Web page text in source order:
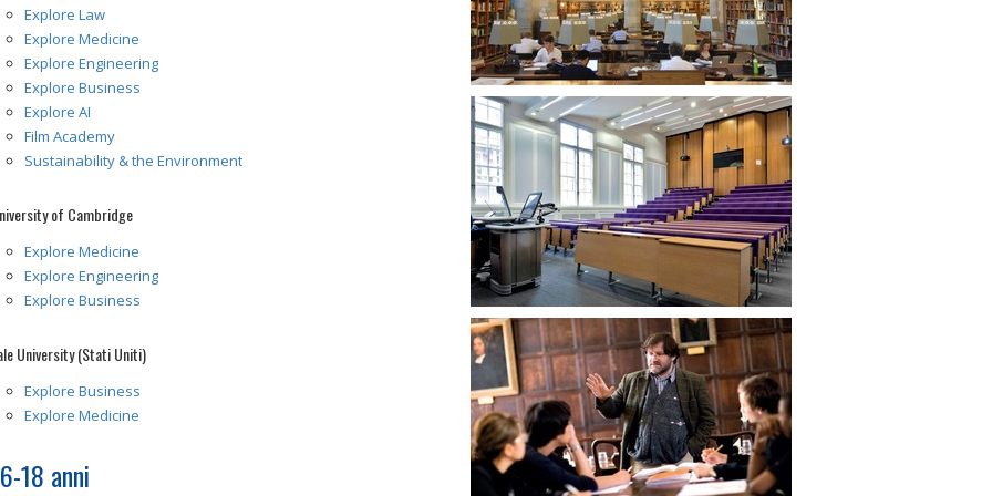
Explore Law
Explore Medicine
Explore Engineering
Explore Business
Explore AI
Film Academy
Sustainability & the Environment
of Cambridge
Explore Medicine
Explore Engineering
Explore Business
University (Stati Uniti)
Explore Business
Explore Medicine
18 anni